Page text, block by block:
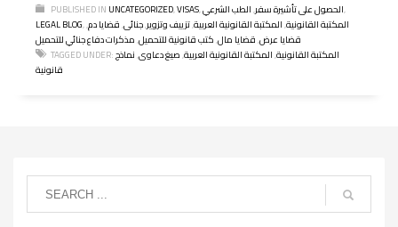
PUBLISHED IN UNCATEGORIZED,VISAS, الحصول على تأشيرة سفر,الطب الشرعي
,
LEGAL BLOG, المكتبة القانونية,المكتبة القانونية العربية,تزييف وتزوير,جنائى,قضايا دم,
قضايا عرض,قضايا مال,كتب قانونية للتحميل,مذكرات دفاع جنائي للتحميل
TAGGED UNDER:
المكتبة القانونية,المكتبة القانونية العربية,صيغ دعاوى,نماذج
قانونية